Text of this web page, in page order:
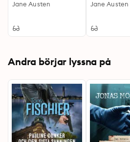
Jane Austen Jane Austen
Andra börjar lyssna på